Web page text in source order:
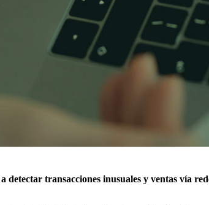
transacciones inusuales y ventas vía